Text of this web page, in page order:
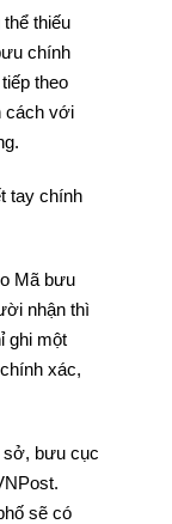
thiếu
chính
theo
cách với
tay chính
Mã bưu
nhận thì
ghi một
xác,
sở, bưu cục
sẽ có